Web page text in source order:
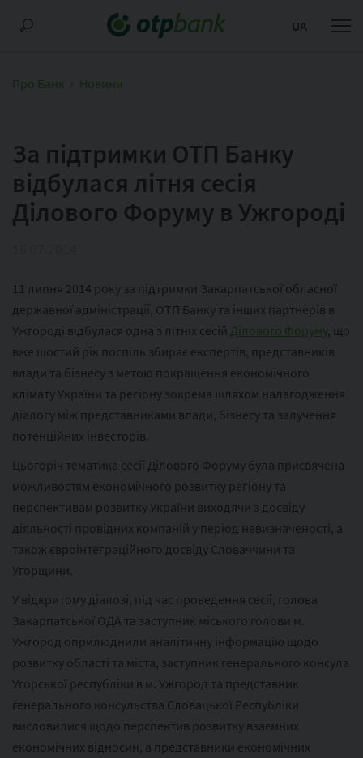
UA
Про Банк Новини
За підтримки ОТП Банку
відбулася літня сесія
Ділового Форуму в Ужгороді
11 липня 2014 року за підтримки Закарпатської обласної
державної адміністрації, ОТП Банку та інших партнерів в
Ужгороді відбулася одна з літніх сесій Ділового Форуму, що
вже шостий рік поспіль збирає експертів, представників
влади та бізнесу з метою покращення економічного
клімату України та регіону зокрема шляхом налагодження
діалогу між представниками влади, бізнесу та залучення
потенційних інвесторів.
Цьогоріч тематика сесії Ділового Форуму була присвячена
можливостям економічного розвитку регіону та
перспективам розвитку України виходячи з досвіду
діяльності провідних компаній у період невизначеності, а
також євроінтеграційного досвіду Словаччини та
Угорщини.
У відкритому діалозі, під час проведення сесії, голова
Закарпатської ОДА та заступник міського голови м.
Ужгород оприлюднили аналітичну інформацію щодо
розвитку області та міста, заступник генерального консула
Угорської республіки в м. Ужгород та представник
генерального консульства Словацької Республіки
висловилися щодо перспектив розвитку взаємних
економічних відносин, а представники економічних